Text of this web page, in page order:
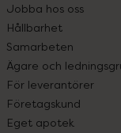
Jobba hos oss
Hållbarhet
Samarbeten
Ägare och
För leverantörer
Företagskund
Eget apotek